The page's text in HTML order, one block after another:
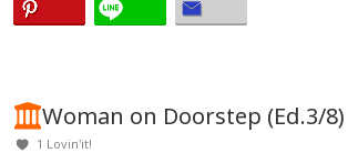
Woman on Doorstep (Ed.3/8)
1 Lovin'it!